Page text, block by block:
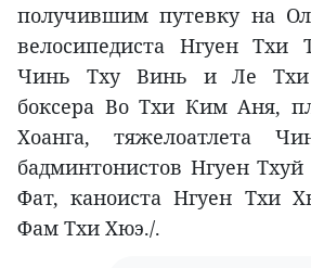
получившим путевку на
велосипедиста Нгуен Тхи
Чинь Тху Винь и Ле Тхи
боксера Во Тхи Ким Аня,
Хоанга, тяжелоатлета
бадминтонистов Нгуен
Фат, каноиста Нгуен Тхи
Фам Тхи Хюэ./.